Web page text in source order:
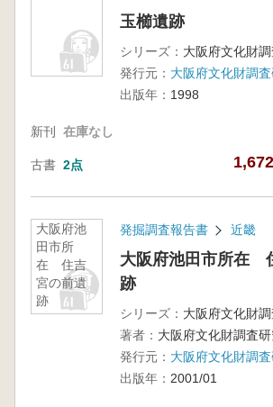
玉櫛遺跡
シリーズ：
発行元： 大阪府文化財調
出版年： 1998
新刊 在庫なし
古書 2点
大阪府池
田市所
在 住吉
宮の前遺
跡
発掘調査報告書 近畿
大阪府池田市所在
跡
シリーズ：
著者： 大阪府文化財調査
発行元： 大阪府文化財調
出版年： 2001/01